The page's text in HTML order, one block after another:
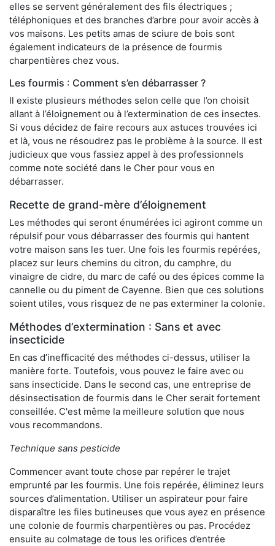
elles se servent généralement des fils électriques ;
téléphoniques et des branches d’arbre pour avoir accès à
vos maisons. Les petits amas de sciure de bois sont
également indicateurs de la présence de fourmis
charpentières chez vous.
Les fourmis : Comment s’en débarrasser ?
Il existe plusieurs méthodes selon celle que l’on choisit
allant à l’éloignement ou à l’extermination de ces insectes.
Si vous décidez de faire recours aux astuces trouvées ici
et là, vous ne résoudrez pas le problème à la source. Il est
judicieux que vous fassiez appel à des professionnels
comme note société dans le Cher pour vous en
débarrasser.
Recette de grand-mère d’éloignement
Les méthodes qui seront énumérées ici agiront comme un
répulsif pour vous débarrasser des fourmis qui hantent
votre maison sans les tuer. Une fois les fourmis repérées,
placez sur leurs chemins du citron, du camphre, du
vinaigre de cidre, du marc de café ou des épices comme la
cannelle ou du piment de Cayenne. Bien que ces solutions
soient utiles, vous risquez de ne pas exterminer la colonie.
Méthodes d’extermination : Sans et avec
insecticide
En cas d’inefficacité des méthodes ci-dessus, utiliser la
manière forte. Toutefois, vous pouvez le faire avec ou
sans insecticide. Dans le second cas, une entreprise de
désinsectisation de fourmis dans le Cher serait fortement
conseillée. C'est même la meilleure solution que nous
vous recommandons.
Technique sans pesticide
Commencer avant toute chose par repérer le trajet
emprunté par les fourmis. Une fois repérée, éliminez leurs
sources d’alimentation. Utiliser un aspirateur pour faire
disparaître les files butineuses que vous ayez en présence
une colonie de fourmis charpentières ou pas. Procédez
ensuite au colmatage de tous les orifices d’entrée